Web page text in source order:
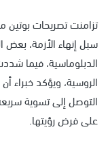
تزامنت تصريحات بوتين
سبل إنهاء الأزمة،
الدبلوماسية، فيما
الروسية، ويؤكد خبراء
التوصل إلى تسوية
على فرض رؤيتها.